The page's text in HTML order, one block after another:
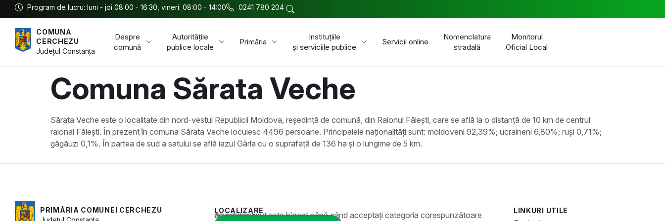
Program de lucru: luni - joi 08:00 - 16:30, vineri: 08:00 - 14:00 0241 780 204
COMUNA
CERCHEZU
JudețulConstanța
Despre
comună
Autoritățile
publice locale
Primăria
Instituțiile
și serviciile publice
Servicii online
Nomenclatura
stradală
Monitorul
Oficial Local
Comuna Sărata Veche
Sărata Veche este o localitate din nord-vestul Republicii Moldova, reședință de comună, din Raionul Fălești, care se află la o distanță de 10 km de centrul
raional Fălești. În prezent în comuna Sărata Veche locuiesc 4496 persoane. Principalele naționalități sunt: moldoveni 92,39%; ucraineni 6,80%; ruși 0,71%;
găgăuzi 0,1%. În partea de sud a satului se află iazul Gârla cu o suprafață de 136 ha și o lungime de 5 km.
PRIMĂRIA COMUNEI CERCHEZU
LOCALIZARE
Acest conținut este blocat până când acceptați categoria corespunzătoare de cookie-uri. LINKURI UTILE